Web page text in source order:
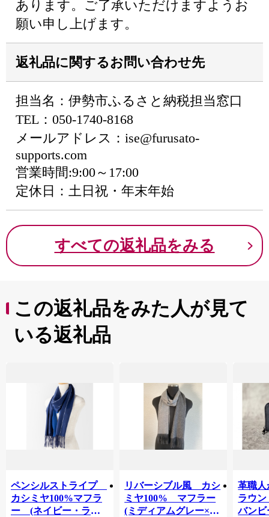
あります。ご了承いただけますようお
願い申し上げます。
返礼品に関するお問い合わせ先
担当名：伊勢市ふるさと納税担当窓口
TEL：050-1740-8168
メールアドレス：ise@furusato-
supports.com
営業時間:9:00～17:00
定休日：土日祝・年末年始
すべての返礼品をみる
この返礼品をみた人が見て
いる返礼品
ペンシルストライプ
カシミヤ100%マフラ
ー (ネイビー・ライ
リバーシブル風 カシ
ミヤ100% マフラー
(ミディアムグレー×チ
革職人
ラウ
バンビ